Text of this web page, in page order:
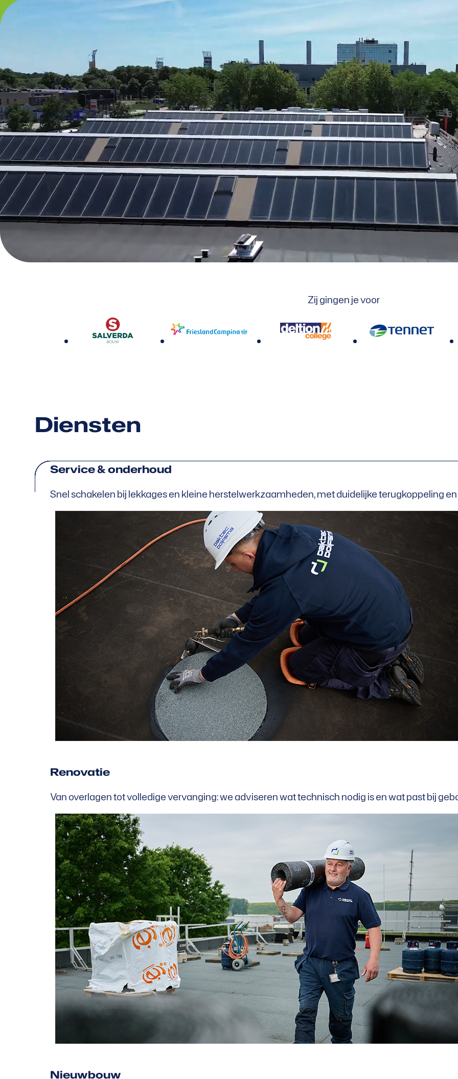
Zij gingen je voor
Diensten
Service & onderhoud
Snel schakelen bij lekkages en kleine herstelwerkzaamheden, met duidelijke terugkoppeling
Renovatie
Van overlagen tot volledige vervanging: we adviseren wat technisch nodig is en wat past bij
Nieuwbouw